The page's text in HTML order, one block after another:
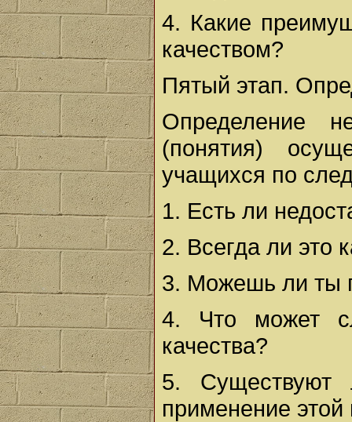
4. Какие
качеством?
Пятый этап.
Определение
(понятия)
учащихся по
1. Есть ли
2. Всегда ли это
3. Можешь ли ты
4. Что может
качества?
5. Существуют
применение этой